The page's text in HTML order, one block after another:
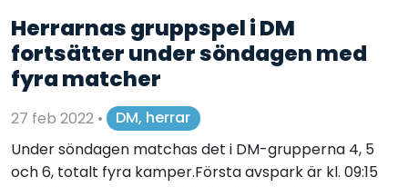
Herrarnas gruppspel i DM
fortsätter under söndagen med
fyra matcher
27 feb 2022 •
DM, herrar
Under söndagen matchas det i DM-grupperna 4, 5
och 6, totalt fyra kamper.Första avspark är kl. 09:15